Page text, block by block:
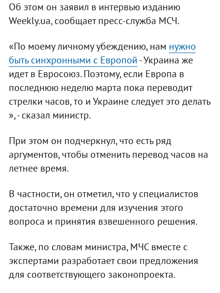
Об этом он заявил в интервью изданию
Weekly.ua, сообщает пресс-служба МСЧ.
«По моему личному убеждению, нам нужно
быть синхронными с Европой- Украина же
идет в Евросоюз. Поэтому, если Европа в
последнюю неделю марта пока переводит
стрелки часов, то и Украине следует это делать
», - сказал министр.
При этом он подчеркнул, что есть ряд
аргументов, чтобы отменить перевод часов на
летнее время.
В частности, он отметил, что у специалистов
достаточно времени для изучения этого
вопроса и принятия взвешенного решения.
Также, по словам министра, МЧС вместе с
экспертами разработает свои предложения
для соответствующего законопроекта.